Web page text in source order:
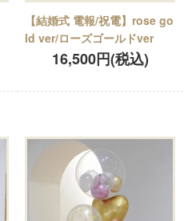
【結婚式 電報/祝電】rose go
ld ver/ローズゴールドver
16,500円(税込)